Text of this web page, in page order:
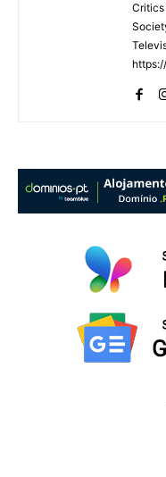
Critics